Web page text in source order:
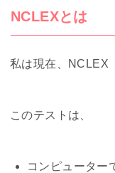
NCLEXとは
私は現在、NCLEX
このテストは、
コンピューター